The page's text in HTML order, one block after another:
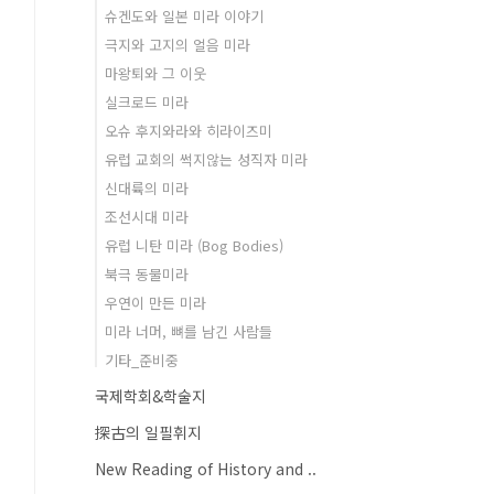
슈겐도와 일본 미라 이야기
극지와 고지의 얼음 미라
마왕퇴와 그 이웃
실크로드 미라
오슈 후지와라와 히라이즈미
유럽 교회의 썩지않는 성직자 미라
신대륙의 미라
조선시대 미라
유럽 니탄 미라 (Bog Bodies)
북극 동물미라
우연이 만든 미라
미라 너머, 뼈를 남긴 사람들
기타_준비중
국제학회&학술지
探古의 일필휘지
New Reading of History and ..